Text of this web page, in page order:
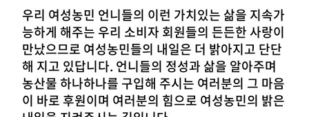
우리 여성농민 언니들의 이런 가치있는 삶을 지속가
능하게 해주는 우리 소비자 회원들의 든든한 사랑이
만났으므로 여성농민들의 내일은 더 밝아지고 단단
해 지고 있답니다. 언니들의 정성과 삶을 알아주며
농산물 하나하나를 구입해 주시는 여러분의 그 마음
이 바로 후원이며 여러분의 힘으로 여성농민의 밝은